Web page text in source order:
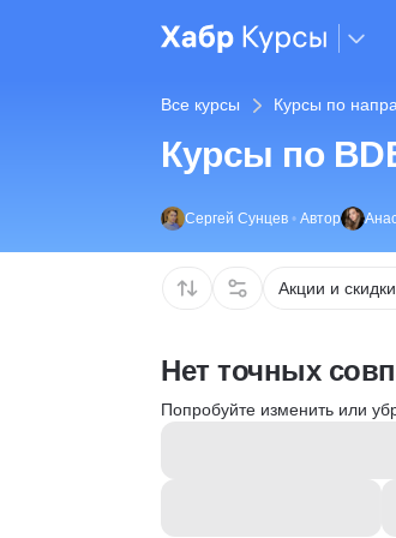
Все курсы Курсы по
Курсы по
Сергей Сунцев • Автор
Акции и скидки
Нет точных
Попробуйте изменить или